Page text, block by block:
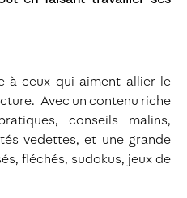
à ceux qui aiment allier le
Avec un contenu riche
conseils malins,
vedettes, et une grande
fléchés, sudokus, jeux de